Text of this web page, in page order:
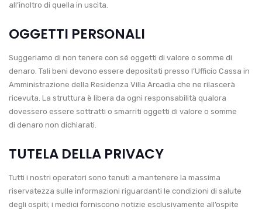
all’inoltro di quella in uscita.
OGGETTI PERSONALI
Suggeriamo di non tenere con sé oggetti di valore o somme di
denaro. Tali beni devono essere depositati presso l’Ufficio Cassa in
Amministrazione della Residenza Villa Arcadia che ne rilascerà
ricevuta. La struttura è libera da ogni responsabilità qualora
dovessero essere sottratti o smarriti oggetti di valore o somme
di denaro non dichiarati.
TUTELA DELLA PRIVACY
Tutti i nostri operatori sono tenuti a mantenere la massima
riservatezza sulle informazioni riguardanti le condizioni di salute
degli ospiti; i medici forniscono notizie esclusivamente all’ospite